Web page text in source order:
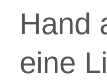
Hand
eine